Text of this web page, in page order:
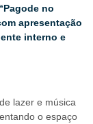
no
apresentação
interno e
lazer e música
o espaço